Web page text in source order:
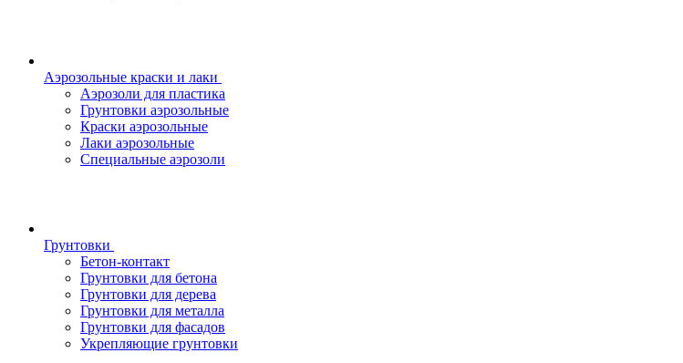
Аэрозольные краски и лаки
Аэрозоли для пластика
Грунтовки аэрозольные
Краски аэрозольные
Лаки аэрозольные
Специальные аэрозоли
Грунтовки
Бетон-контакт
Грунтовки для бетона
Грунтовки для дерева
Грунтовки для металла
Грунтовки для фасадов
Укрепляющие грунтовки